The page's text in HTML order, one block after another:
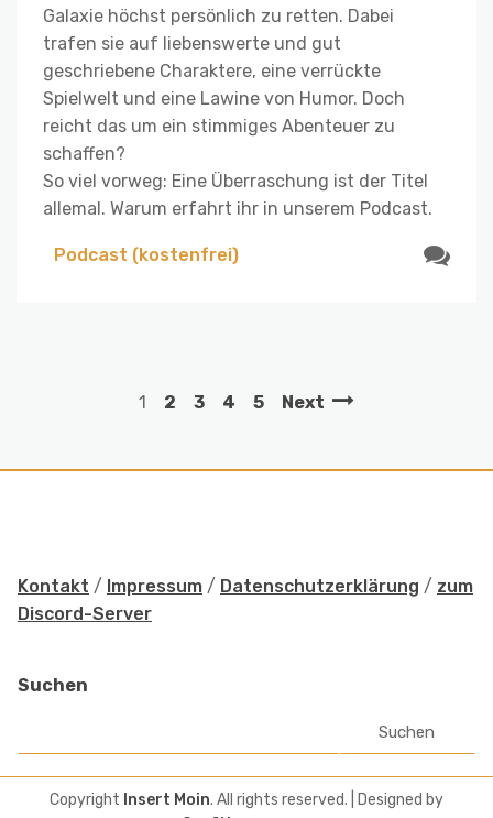
Galaxie höchst persönlich zu retten. Dabei
trafen sie auf liebenswerte und gut
geschriebene Charaktere, eine verrückte
Spielwelt und eine Lawine von Humor. Doch
reicht das um ein stimmiges Abenteuer zu
schaffen?
So viel vorweg: Eine Überraschung ist der Titel
allemal. Warum erfahrt ihr in unserem Podcast.
Podcast (kostenfrei)
1 2 3 4 5 Next
Kontakt / Impressum / Datenschutzerklärung / zum
Discord-Server
Suchen
Suchen
Copyright Insert Moin. All rights reserved.
| Designed by